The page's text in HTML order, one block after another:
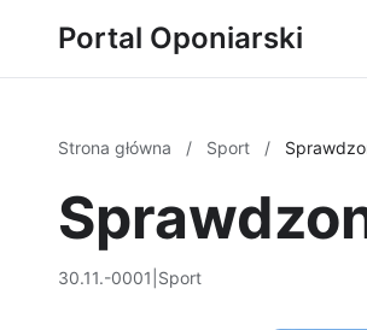
Portal Oponiarski
Strona główna / Sport /
30.11.-0001 Sport